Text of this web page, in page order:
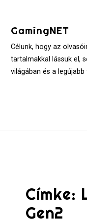
contentGamingNET
Célunk, hogy az
tartalmakkal lássuk el,
világában és a
Címke:
Gen2